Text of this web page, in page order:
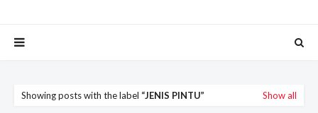
Showing posts with the label JENIS PINTU Show all